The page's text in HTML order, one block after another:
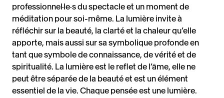
professionnel·le·s du spectacle et un moment de
méditation pour soi-même. La lumière invite à
réfléchir sur la beauté, la clarté et la chaleur qu’elle
apporte, mais aussi sur sa symbolique profonde en
tant que symbole de connaissance, de vérité et de
spiritualité. La lumière est le reflet de l’âme, elle ne
peut être séparée de la beauté et est un élément
essentiel de la vie. Chaque pensée est une lumière.